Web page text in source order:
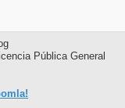
Pública General